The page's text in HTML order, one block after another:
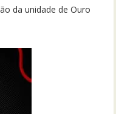
da unidade de Ouro